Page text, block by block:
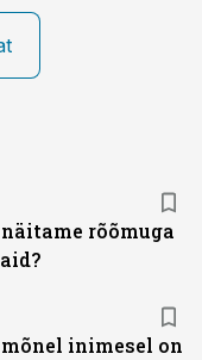
rõõmuga
inimesel on